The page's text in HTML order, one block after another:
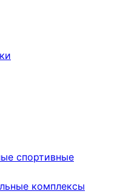
спортивные
комплексы